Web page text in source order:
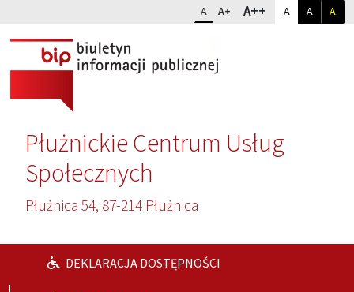
Zmień rozmiar czcionki
A rozmiar standardowy
A+ rozmiar powiększony
A++rozmiar
Dopasuj
A kontrast
A A
Płużnickie Centrum Usług
Społecznych
Płużnica 54, 87-214 Płużnica
DEKLARACJA DOSTĘPNOŚCI